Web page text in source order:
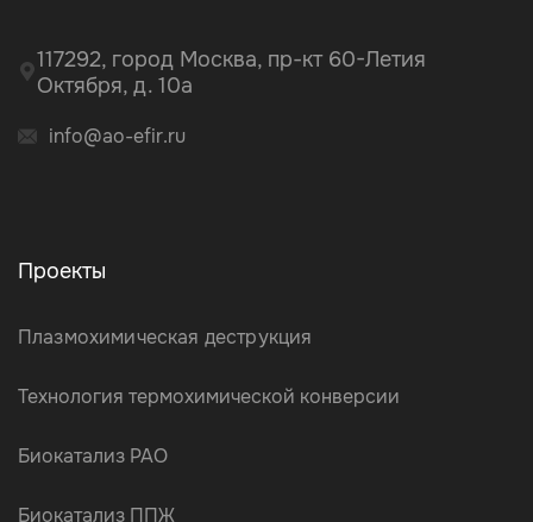
117292, город Москва, пр-кт 60-Летия
Октября, д. 10а
info@ao-efir.ru
Проекты
Плазмохимическая деструкция
Технология термохимической конверсии
Биокатализ РАО
Биокатализ ППЖ